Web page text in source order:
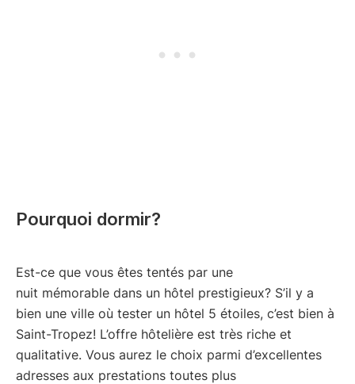
Pourquoi dormir?
Est-ce que vous êtes tentés par une
nuit mémorable dans un hôtel prestigieux? S’il y a
bien une ville où tester un hôtel 5 étoiles, c’est bien à
Saint-Tropez! L’offre hôtelière est très riche et
qualitative. Vous aurez le choix parmi d’excellentes
adresses aux prestations toutes plus